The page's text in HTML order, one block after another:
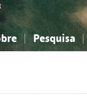
Pesquisa